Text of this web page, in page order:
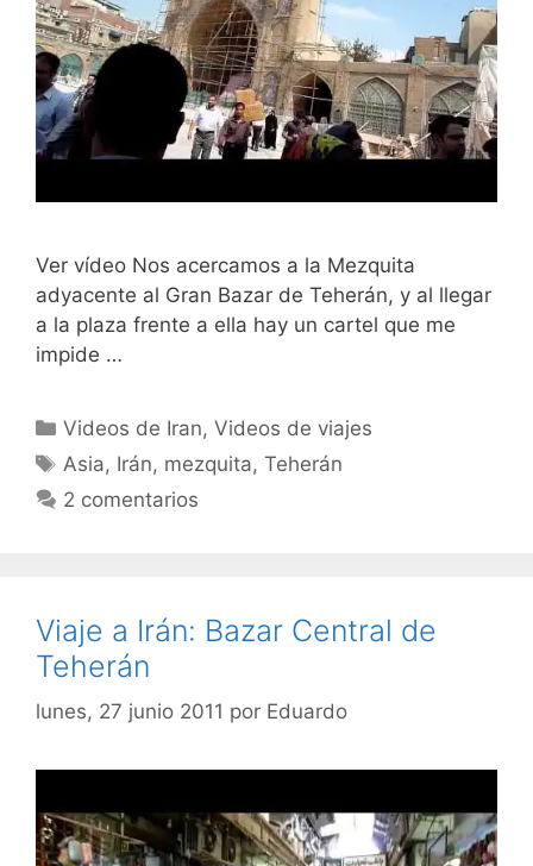
Ver vídeo Nos acercamos a la Mezquita
adyacente al Gran Bazar de Teherán, y al llegar
a la plaza frente a ella hay un cartel que me
impide …
Categorías
Videos de Iran,Videos de viajes
Etiquetas
Asia, Irán, mezquita,Teherán
2 comentarios
Viaje a Irán: Bazar Central de
Teherán
lunes, 27 junio 2011 por Eduardo